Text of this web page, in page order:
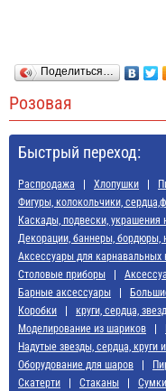
Поделиться…
Розовая
Быстрый переход:
Распродажа Хлопушки
Фигуры, колокольчики,
Каскады, подвески, украшения
Декорации, баннеры, бордюры,
Аксессуары для карнавальных
Cтоловые приборы
Барные аксессуары
Коробки
круги, сердца,
Моделирование из шариков
Надутые звезды, сердца, круги
Оборудование для шаров
Скатерти
Стаканы